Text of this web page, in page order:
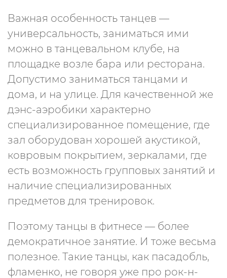
Важная особенность танцев —
универсальность, заниматься ими
можно в танцевальном клубе, на
площадке возле бара или ресторана.
Допустимо заниматься танцами и
дома, и на улице. Для качественной же
дэнс-аэробики характерно
специализированное помещение, где
зал оборудован хорошей акустикой,
ковровым покрытием, зеркалами, где
есть возможность групповых занятий и
наличие специализированных
предметов для тренировок.
Поэтому танцы в фитнесе — более
демократичное занятие. И тоже весьма
полезное. Такие танцы, как пасадобль,
фламенко, не говоря уже про рок-н-